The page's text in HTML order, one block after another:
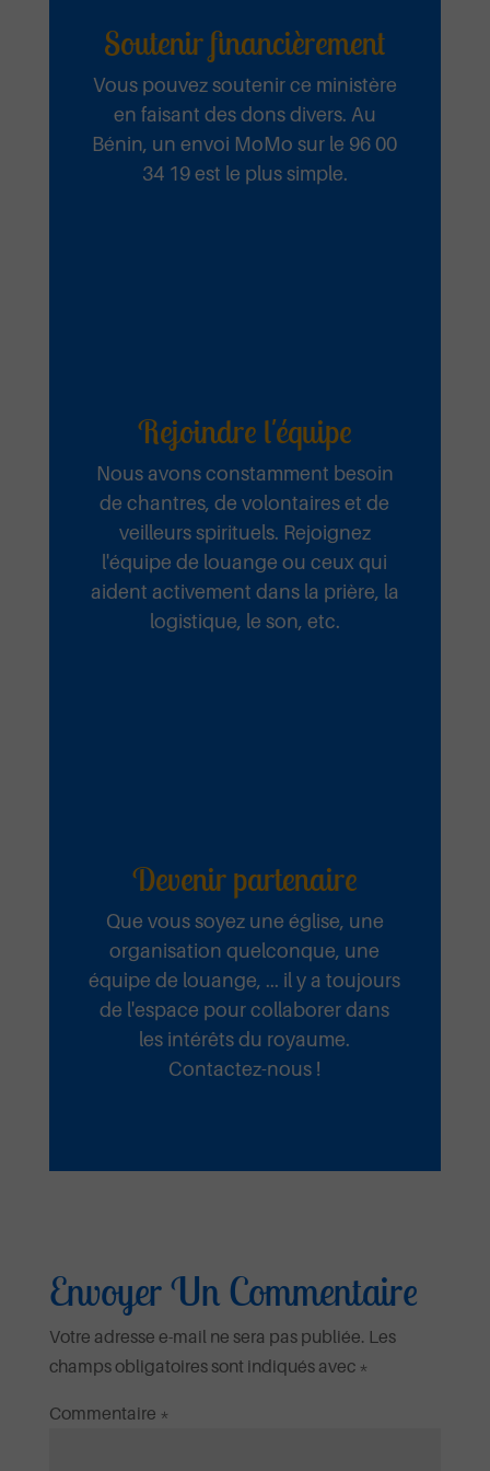
Soutenir financièrement
Vous pouvez soutenir ce ministère
en faisant des dons divers. Au
Bénin, un envoi MoMo sur le 96 00
34 19 est le plus simple.
Rejoindre l'équipe
Nous avons constamment besoin
de chantres, de volontaires et de
veilleurs spirituels. Rejoignez
l'équipe de louange ou ceux qui
aident activement dans la prière, la
logistique, le son, etc.
Devenir partenaire
Que vous soyez une église, une
organisation quelconque, une
équipe de louange, ... il y a toujours
de l'espace pour collaborer dans
les intérêts du royaume.
Contactez-nous !
Envoyer Un Commentaire
Votre adresse e-mail ne sera pas publiée. Les
champs obligatoires sont indiqués avec *
Commentaire *
Je chanterai
Emmanuel Septembre 2025
Ecouter et télécharger
Emmanuel
Emmanuel Septembre 2025
Ta Miséricorde Mai 2025
Ecouter et télécharger
Mi kpa Klunɔ
Ta Miséricorde Mai 2025
Tous les jours
Ecouter et télécharger